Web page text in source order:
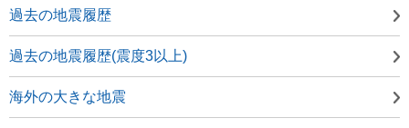
過去の地震履歴
過去の地震履歴(震度3以上)
海外の大きな地震